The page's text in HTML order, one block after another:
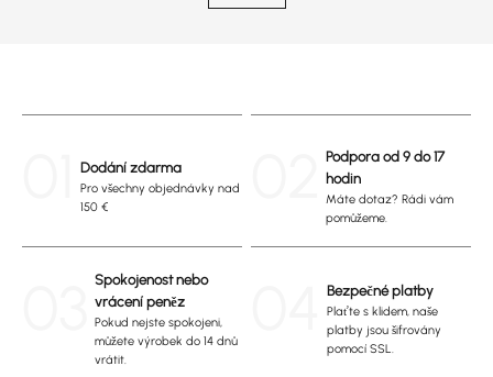
Dodání zdarma
Pro všechny objednávky nad
150 €
Podpora od 9 do 17
hodin
Máte dotaz? Rádi vám
pomůžeme.
Spokojenost nebo
vrácení peněz
Pokud nejste spokojeni,
můžete výrobek do 14 dnů
vrátit.
Bezpečné platby
Plaťte s klidem, naše
platby jsou šifrovány
pomocí SSL.